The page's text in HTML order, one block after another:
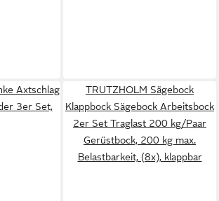
Axtschlag
3er Set,
TRUTZHOLM Sägebock
Klappbock Sägebock Arbeitsbock
2er Set Traglast 200 kg/Paar
Gerüstbock, 200 kg max.
Belastbarkeit, (8x), klappbar